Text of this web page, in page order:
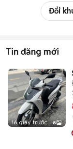
Đổi
Tin đăng mới
16 giây trước 8